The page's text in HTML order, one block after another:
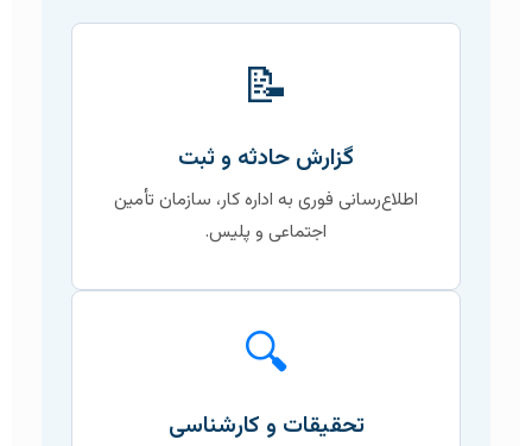
📝
گزارش حادثه و ثبت
اطلاع‌رسانی فوری به اداره کار، سازمان تأمین
اجتماعی و پلیس.
🔍
تحقیقات و کارشناسی